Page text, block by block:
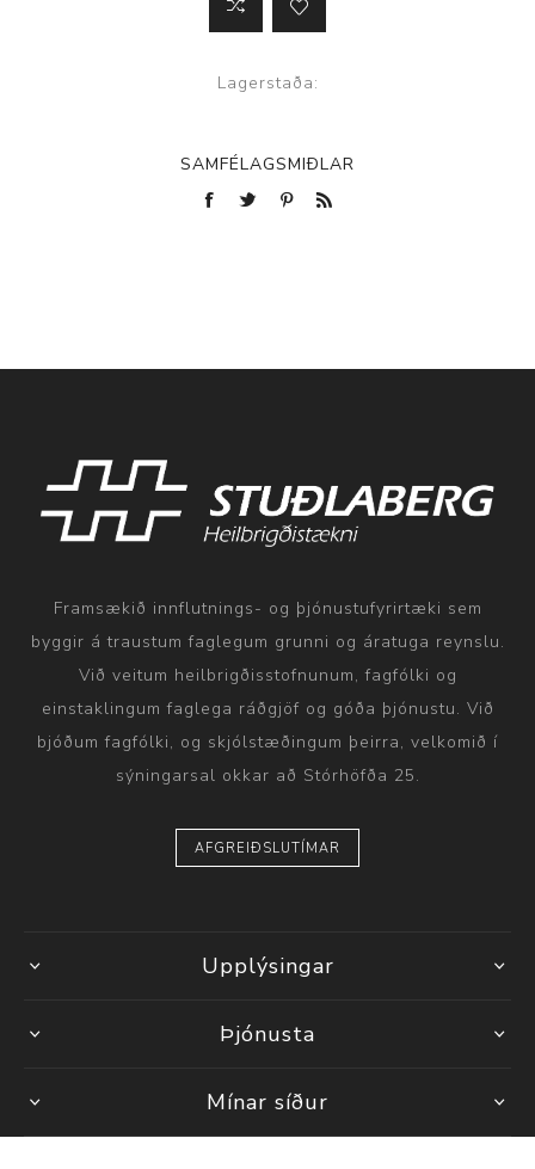
Lagerstaða:
SAMFÉLAGSMIÐLAR
Framsækið innflutnings- og þjónustufyrirtæki sem
byggir á traustum faglegum grunni og áratuga reynslu.
Við veitum heilbrigðisstofnunum, fagfólki og
einstaklingum faglega ráðgjöf og góða þjónustu. Við
bjóðum fagfólki, og skjólstæðingum þeirra, velkomið í
sýningarsal okkar að Stórhöfða 25.
AFGREIÐSLUTÍMAR
Upplýsingar
Þjónusta
Mínar síður